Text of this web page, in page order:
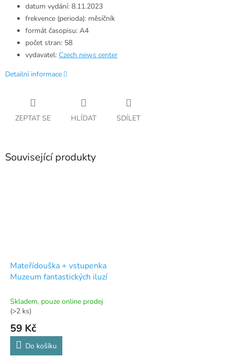
datum vydání: 8.11.2023
frekvence (perioda): měsíčník
formát časopisu: A4
počet stran: 58
vydavatel: Czech news center
Detailní informace
ZEPTAT SE HLÍDAT SDÍLET
Související produkty
Mateřídouška + vstupenka
Muzeum fantastických iluzí
Skladem, pouze online prodej
(>2 ks)
59 Kč
Do košíku